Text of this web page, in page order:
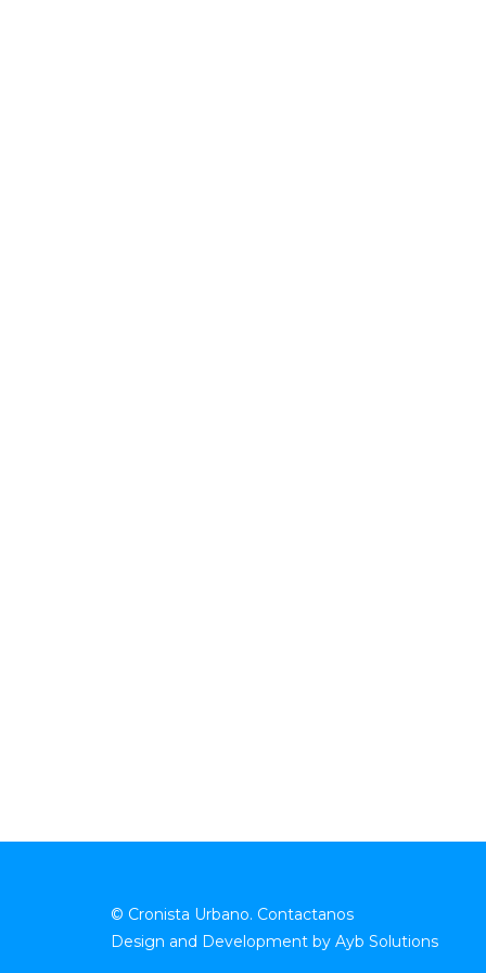
© Cronista Urbano. Contactanos
Design and Development by Ayb Solutions